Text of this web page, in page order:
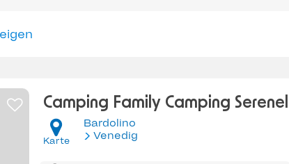
Camping Family Camping
Karte
Bardolino
Venedig